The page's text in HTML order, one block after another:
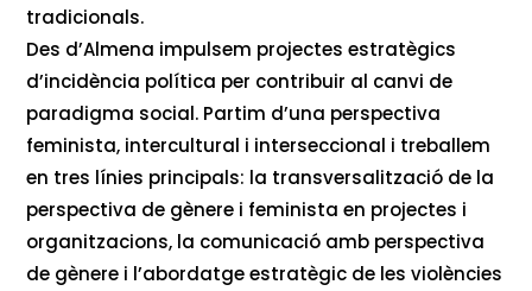
tradicionals.
Des d’Almena impulsem projectes estratègics
d’incidència política per contribuir al canvi de
paradigma social. Partim d’una perspectiva
feminista, intercultural i interseccional i treballem
en tres línies principals: la transversalització de la
perspectiva de gènere i feminista en projectes i
organitzacions, la comunicació amb perspectiva
de gènere i l’abordatge estratègic de les violències